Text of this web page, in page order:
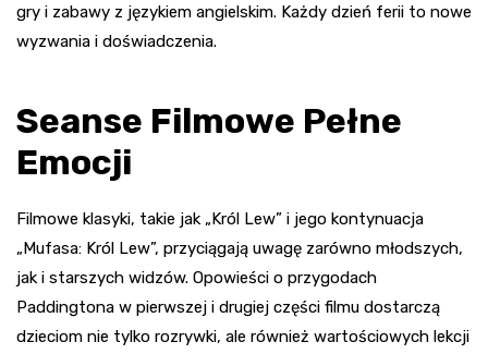
gry i zabawy z językiem angielskim. Każdy dzień ferii to nowe
wyzwania i doświadczenia.
Seanse Filmowe Pełne
Emocji
Filmowe klasyki, takie jak „Król Lew” i jego kontynuacja
„Mufasa: Król Lew”, przyciągają uwagę zarówno młodszych,
jak i starszych widzów. Opowieści o przygodach
Paddingtona w pierwszej i drugiej części filmu dostarczą
dzieciom nie tylko rozrywki, ale również wartościowych lekcji